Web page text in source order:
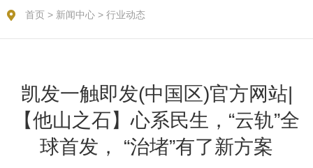
首页 > 新闻中心 > 行业动态
凯发一触即发(中国区)官方网站|
【他山之石】心系民生，“云轨”全
球首发， “治堵”有了新方案